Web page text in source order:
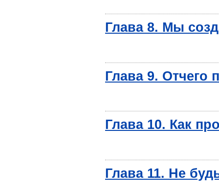
Глава 8. Мы
Глава 9. Отчего
Глава 10. Как
Глава 11. Не